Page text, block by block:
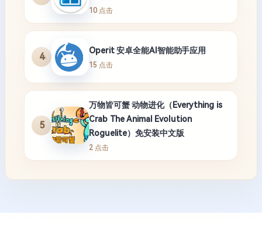
10 点击
4
Operit 安卓全能AI智能助手应用
15 点击
5
万物皆可蟹 动物进化（Everything is
Crab The Animal Evolution
Roguelite）免安装中文版
2 点击